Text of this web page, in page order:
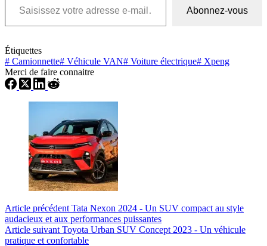
Abonnez-vous
Étiquettes
# Camionnette# Véhicule VAN# Voiture électrique# Xpeng
Merci de faire connaitre
Article précédent Tata Nexon 2024 - Un SUV compact au style
audacieux et aux performances puissantes
Article suivant Toyota Urban SUV Concept 2023 - Un véhicule
pratique et confortable